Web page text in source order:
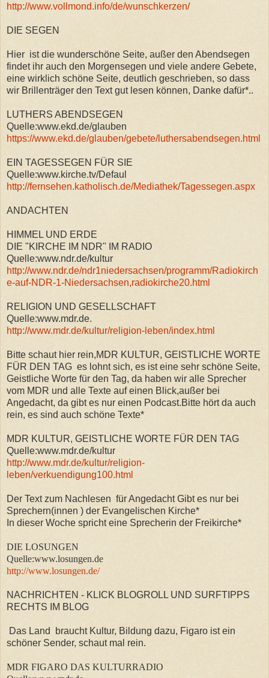
http://www.vollmond.info/de/wunschkerzen/
DIE SEGEN
Hier ist die wunderschöne Seite, außer den Abendsegen
findet ihr auch den Morgensegen und viele andere Gebete,
eine wirklich schöne Seite, deutlich geschrieben, so dass
wir Brillenträger den Text gut lesen können, Danke dafür*..
LUTHERS ABENDSEGEN
Quelle:www.ekd.de/glauben
https://www.ekd.de/glauben/gebete/luthersabendsegen.html
EIN TAGESSEGEN FÜR SIE
Quelle:www.kirche.tv/Defaul
http://fernsehen.katholisch.de/Mediathek/Tagessegen.aspx
ANDACHTEN
HIMMEL UND ERDE
DIE "KIRCHE IM NDR" IM RADIO
Quelle:www.ndr.de/kultur
http://www.ndr.de/ndr1niedersachsen/programm/Radiokirch
e-auf-NDR-1-Niedersachsen,radiokirche20.html
RELIGION UND GESELLSCHAFT
Quelle:www.mdr.de.
http://www.mdr.de/kultur/religion-leben/index.html
Bitte schaut hier rein,MDR KULTUR, GEISTLICHE WORTE
FÜR DEN TAG es lohnt sich, es ist eine sehr schöne Seite,
Geistliche Worte für den Tag, da haben wir alle Sprecher
vom MDR und alle Texte auf einen Blick,außer bei
Angedacht, da gibt es nur einen Podcast.Bitte hört da auch
rein, es sind auch schöne Texte*
MDR KULTUR, GEISTLICHE WORTE FÜR DEN TAG
Quelle:www.mdr.de/kultur
http://www.mdr.de/kultur/religion-
leben/verkuendigung100.html
Der Text zum Nachlesen für Angedacht Gibt es nur bei
Sprechern(innen ) der Evangelischen Kirche*
In dieser Woche spricht eine Sprecherin der Freikirche*
DIE LOSUNGEN
Quelle:www.losungen.de
http://www.losungen.de/
NACHRICHTEN - KLICK BLOGROLL UND SURFTIPPS
RECHTS IM BLOG
Das Land braucht Kultur, Bildung dazu, Figaro ist ein
schöner Sender, schaut mal rein.
MDR FIGARO DAS KULTURRADIO